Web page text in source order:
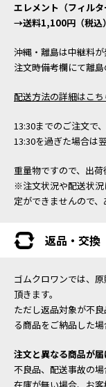
エレメント（フィル
→送料1,100円（税込）
沖縄・離島は中継料が
注文時備考欄にて離島
配送方法の詳細はこち
13:30までのご注文で
13:30を過ぎた場合は
重量物ですので、出荷
※注文状況や配送状況
定ができませんので、
返品・交換
ゴムクロワンでは、
頂きます。
ただし返品対象が不
る商品をご納品した場
注文と異なる商品が
不良品、配送事故の場